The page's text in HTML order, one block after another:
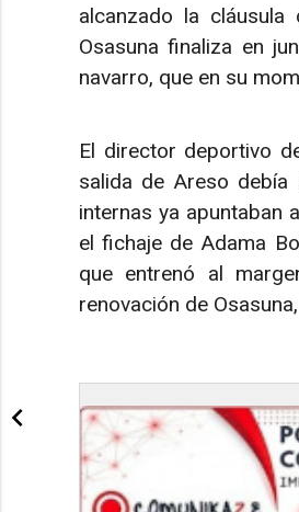
alcanzado la
Osasuna finaliza en
navarro, que en su
El director deportivo
salida de Areso debía
internas ya apuntaban
el fichaje de Adama
que entrenó al
renovación de